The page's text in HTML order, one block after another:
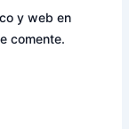
y web en
comente.